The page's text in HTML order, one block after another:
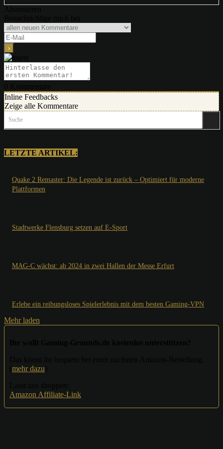
Inline Feedbacks
Zeige alle Kommentare
Suche
LETZTE ARTIKEL:
Quake 2 Remaster: Die Legende ist zurück – Optimiert für moderne
Plattformen
Stadtwerke Flensburg setzen auf E-Sport
MAG-C wächst: ab 2024 in zwei Hallen der Messe Erfurt
Erlebe ein reibungsloses Spielerlebnis mit dem besten Gaming-VPN
Mehr laden
mehr dazu
Amazon Affiliate-Link